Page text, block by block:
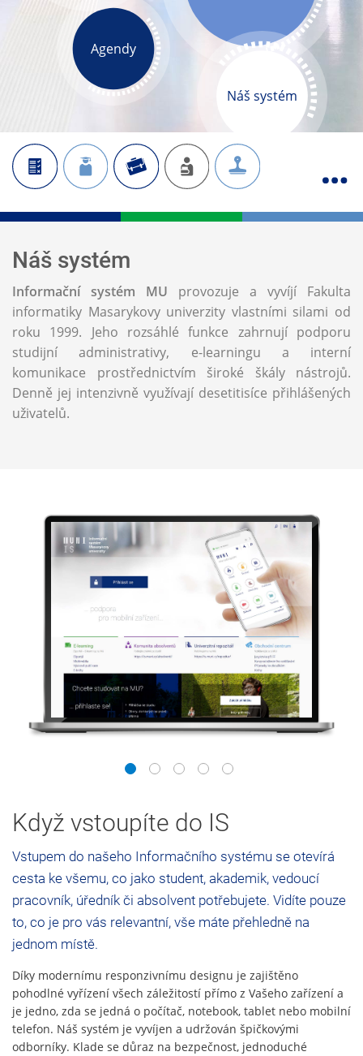
Agendy
Náš systém
Náš systém
Informační systém MU provozuje a vyvíjí Fakulta
informatiky Masarykovy univerzity vlastními silami od
roku 1999. Jeho rozsáhlé funkce zahrnují podporu
studijní administrativy, e-learningu a interní
komunikace prostřednictvím široké škály nástrojů.
Denně jej intenzivně využívají desetitisíce přihlášených
uživatelů.
Když vstoupíte do IS
Vstupem do našeho Informačního systému se otevírá
cesta ke všemu, co jako student, akademik, vedoucí
pracovník, úředník či absolvent potřebujete. Vidíte pouze
to, co je pro vás relevantní, vše máte přehledně na
jednom místě.
Díky modernímu responzivnímu designu je zajištěno
pohodlné vyřízení všech záležitostí přímo z Vašeho zařízení a
je jedno, zda se jedná o počítač, notebook, tablet nebo mobilní
telefon. Náš systém je vyvíjen a udržován špičkovými
odborníky. Klade se důraz na bezpečnost, jednoduché